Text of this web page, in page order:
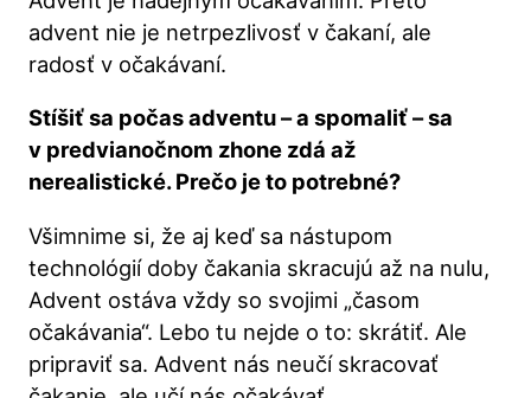
advent nie je netrpezlivosť v čakaní, ale
radosť v očakávaní.
Stíšiť sa počas adventu – a spomaliť – sa
v predvianočnom zhone zdá až
nerealistické. Prečo je to potrebné?
Všimnime si, že aj keď sa nástupom
technológií doby čakania skracujú až na nulu,
Advent ostáva vždy so svojimi „časom
očakávania“. Lebo tu nejde o to: skrátiť. Ale
pripraviť sa. Advent nás neučí skracovať